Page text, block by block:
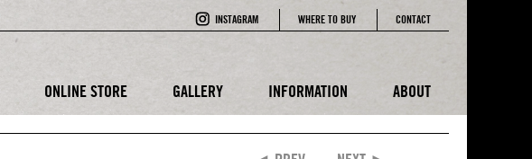
INSTAGRAM WHERE TO BUY CONTACT
ONLINE STORE GALLERY INFORMATION ABOUT